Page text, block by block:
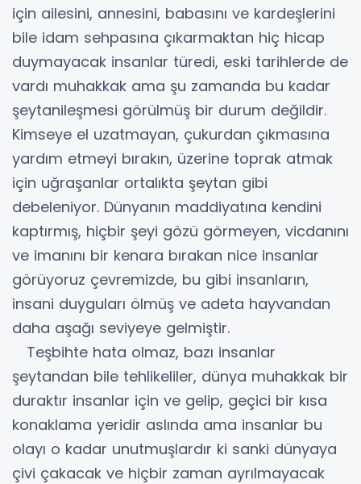
için ailesini, annesini, babasını ve kardeşlerini
bile idam sehpasına çıkarmaktan hiç hicap
duymayacak insanlar türedi, eski tarihlerde de
vardı muhakkak ama şu zamanda bu kadar
şeytanileşmesi görülmüş bir durum değildir.
Kimseye el uzatmayan, çukurdan çıkmasına
yardım etmeyi bırakın, üzerine toprak atmak
için uğraşanlar ortalıkta şeytan gibi
debeleniyor. Dünyanın maddiyatına kendini
kaptırmış, hiçbir şeyi gözü görmeyen, vicdanını
ve imanını bir kenara bırakan nice insanlar
görüyoruz çevremizde, bu gibi insanların,
insani duyguları ölmüş ve adeta hayvandan
daha aşağı seviyeye gelmiştir.
Teşbihte hata olmaz, bazı insanlar
şeytandan bile tehlikeliler, dünya muhakkak bir
duraktır insanlar için ve gelip, geçici bir kısa
konaklama yeridir aslında ama insanlar bu
olayı o kadar unutmuşlardır ki sanki dünyaya
çivi çakacak ve hiçbir zaman ayrılmayacak